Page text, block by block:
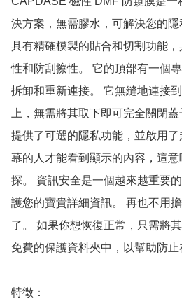
決方案，無需膠水，可解決您的
具有精確模製的貼合和切割功能
性和防刮擦性。 它的頂部有一個
拆卸和重新連接。 它無縫地連接
上，無需將其取下即可完全關閉
提供了可選的隱私功能，並啟用
幕的人才能看到顯示的內容，這
探。 資訊安全是一個越來越重要
護您的寶貴詳細資訊。 再也不用
了。 如果你想恢復正常，只需將
免費的保護資料夾中，以幫助防止
特徵：